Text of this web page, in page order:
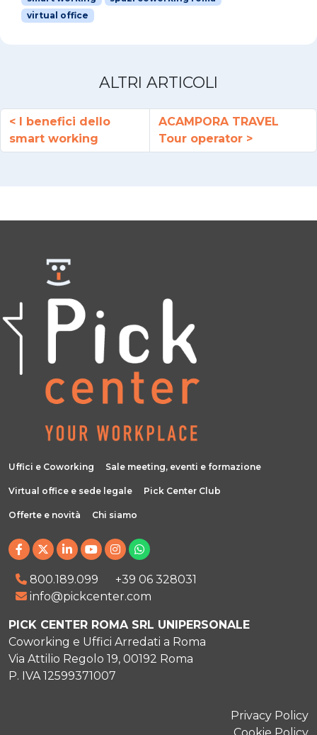
virtual office
ALTRI ARTICOLI
I benefici dello
smart working
ACAMPORA TRAVEL
Tour operator
Uffici e Coworking Sale meeting, eventi e formazione
Virtual office e sede legale Pick Center Club
Offerte e novità Chi siamo
800.189.099
+39 06 328031
info@pickcenter.com
PICK CENTER ROMA SRL UNIPERSONALE
Coworking e Uffici Arredati a Roma
Via Attilio Regolo 19, 00192 Roma
P. IVA 12599371007
Privacy Policy